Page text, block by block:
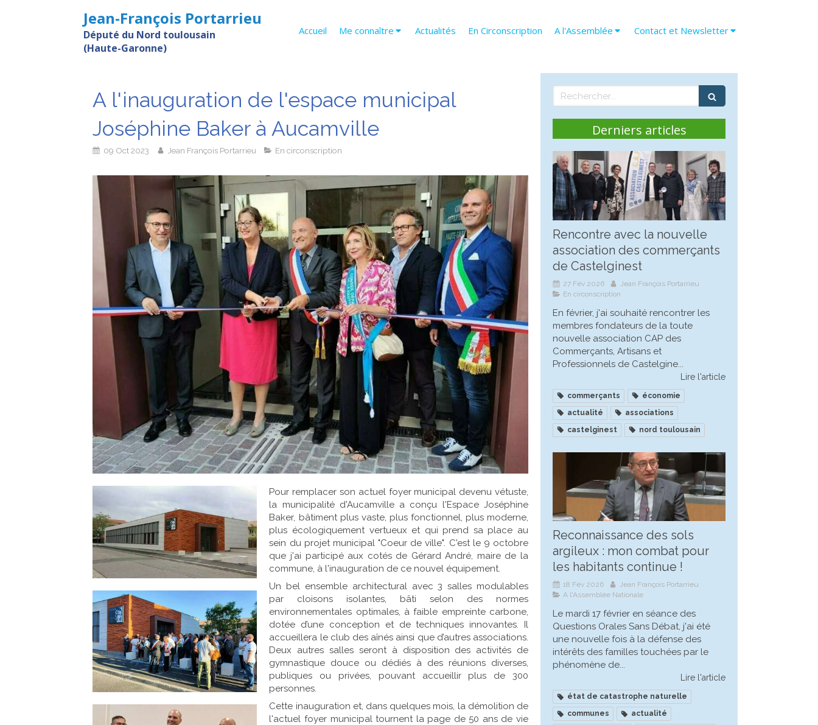
Accueil Me connaître Actualités En Circonscription A l'Assemblée Contact et Newsletter
Jean-François Portarrieu
Député du Nord toulousain
(Haute-Garonne)
A l'inauguration de l'espace municipal
Joséphine Baker à Aucamville
09 Oct 2023 Jean François Portarrieu En circonscription
Pour remplacer son actuel foyer municipal devenu vétuste,
la municipalité d'Aucamville a conçu l'Espace Joséphine
Baker, bâtiment plus vaste, plus fonctionnel, plus moderne,
plus écologiquement vertueux et qui prend sa place au
sein du projet municipal "Coeur de ville". C'est le 9 octobre
que j'ai participé aux cotés de Gérard André, maire de la
commune, à l'inauguration de ce nouvel équipement.
Un bel ensemble architectural avec 3 salles modulables
par cloisons isolantes, bâti selon des normes
environnementales optimales, à faible empreinte carbone,
dotée d’une conception et de techniques innovantes. Il
accueillera le club des aînés ainsi que d’autres associations.
Deux autres salles seront à disposition des activités de
gymnastique douce ou dédiés à des réunions diverses,
publiques ou privées, pouvant accueillir plus de 300
personnes.
Cette inauguration et, dans quelques mois, la démolition de
l'actuel foyer municipal tournent la page de 50 ans de vie
Rechercher
Derniers articles
Rencontre avec la nouvelle
association des commerçants
de Castelginest
27 Fév 2026
Jean François Portarrieu
En circonscription
En février, j'ai souhaité rencontrer les
membres fondateurs de la toute
nouvelle association CAP des
Commerçants, Artisans et
Professionnels de Castelgine...
Lire l'article
commerçants
économie
actualité
associations
castelginest
nord toulousain
Reconnaissance des sols
argileux : mon combat pour
les habitants continue !
18 Fév 2026
Jean François Portarrieu
A l'Assemblée Nationale
Le mardi 17 février en séance des
Questions Orales Sans Débat, j'ai été
une nouvelle fois à la défense des
intérêts des familles touchées par le
phénomène de...
Lire l'article
état de catastrophe naturelle
communes
actualité